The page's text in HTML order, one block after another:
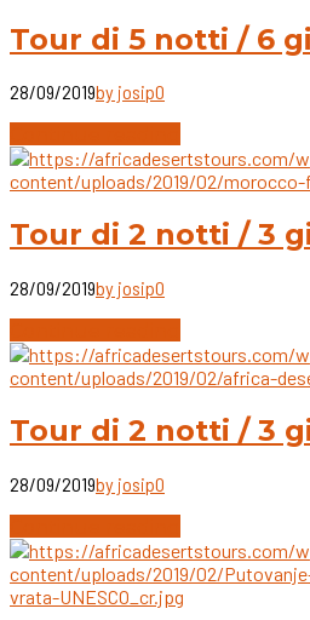
Tour di 5 notti / 6
28/09/2019by josip0
Tour di 2 notti / 3
28/09/2019by josip0
Tour di 2 notti / 3
28/09/2019by josip0